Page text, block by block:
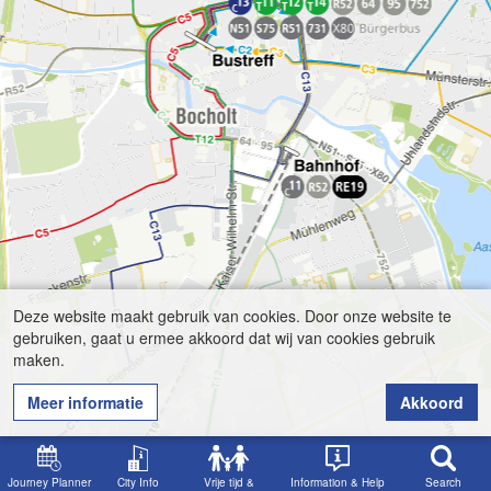
Journey Planner City Info
Vrije tijd &
Information & Help Search
Deze website maakt gebruik van cookies. Door onze website te
gebruiken, gaat u ermee akkoord dat wij van cookies gebruik
maken.
Meer informatie
Akkoord